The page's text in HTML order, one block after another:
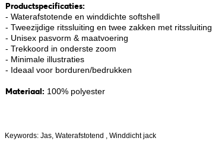
Productspecificaties:
- Waterafstotende en winddichte softshell
- Tweezijdige ritssluiting en twee zakken met ritssluiting
- Unisex pasvorm & maatvoering
- Trekkoord in onderste zoom
- Minimale illustraties
- Ideaal voor borduren/bedrukken
Materiaal: 100% polyester
Keywords: Jas, Waterafstotend , Winddicht jack